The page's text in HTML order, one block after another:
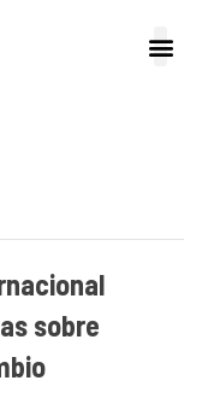
sobre